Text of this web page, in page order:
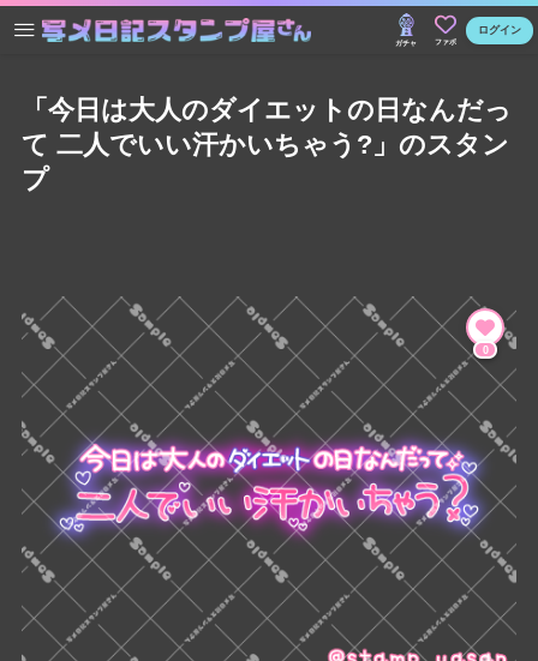
ガチャ ファボ
ログイン
「今日は大人のダイエットの日なんだっ
て 二人でいい汗かいちゃう?」のスタン
プ
0